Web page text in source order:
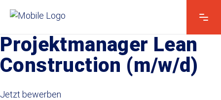
Projektmanager Lean
Construction (m/w/d)
Jetzt bewerben